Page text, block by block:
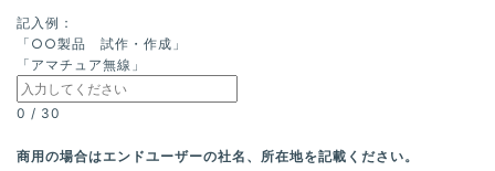
記入例：
「○○製品 試作・作成」
「アマチュア無線」
0 / 30
商用の場合はエンドユーザーの社名、所在地を記載ください。